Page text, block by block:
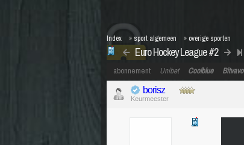
Euro Hockey League #2
Index » sport algemeen » overige sporten
abonnement Unibet Coolblue Bitvavo
borisz
Keurmeester